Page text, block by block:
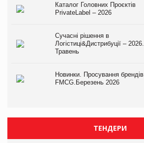
Каталог Головних Проєктів
PrivateLabel – 2026
Сучасні рішення в
Логістиці&Дистрибуції – 2026.
Травень
Новинки. Просування брендів
FMCG.Березень 2026
ТЕНДЕРИ